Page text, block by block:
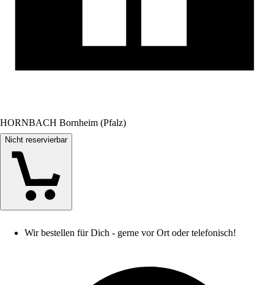
HORNBACH Bornheim (Pfalz)
Nicht reservierbar
Wir bestellen für Dich - gerne vor Ort oder telefonisch!